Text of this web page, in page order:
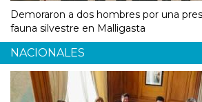
Demoraron a dos hombres por una
fauna silvestre en Malligasta
NACIONALES